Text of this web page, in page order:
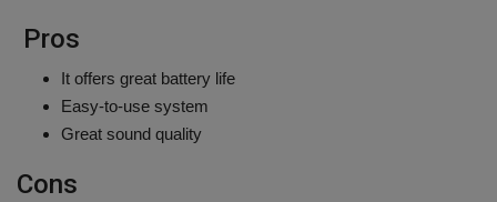
Pros
It offers great battery life
Easy-to-use system
Great sound quality
Cons